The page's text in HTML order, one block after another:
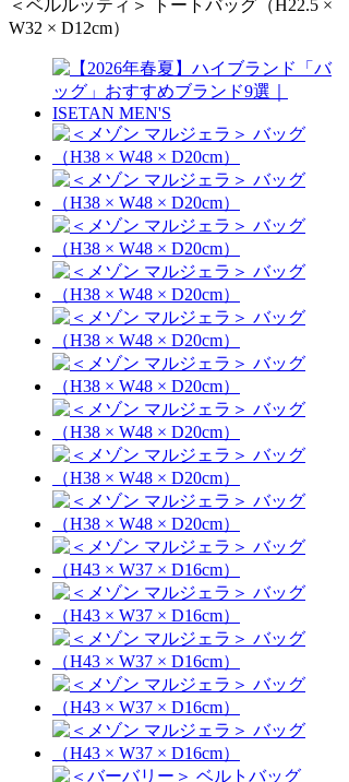
＜ベルルッティ＞ トートバッグ（H22.5 ×
W32 × D12cm）